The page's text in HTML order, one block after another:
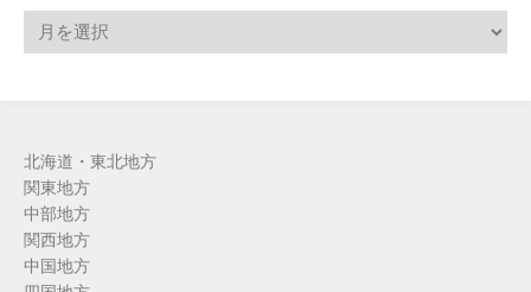
北海道・東北地方
関東地方
中部地方
関西地方
中国地方